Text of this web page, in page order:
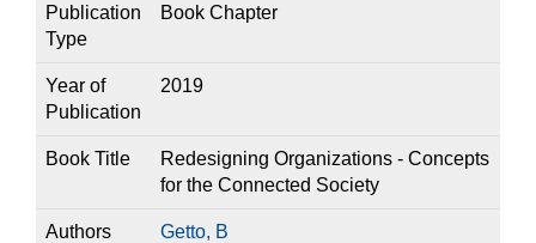
Publication
Type
Book Chapter
Year of
Publication
2019
Book Title
Redesigning Organizations - Concepts
for the Connected Society
Authors Getto, B